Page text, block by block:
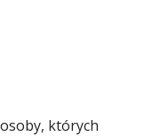
których